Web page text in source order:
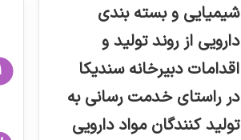
شیمیایی و بسته بندی
دارویی از روند تولید و
اقدامات دبیرخانه سندیکا
در راستای خدمت رسانی به
تولید کنندگان مواد دارویی